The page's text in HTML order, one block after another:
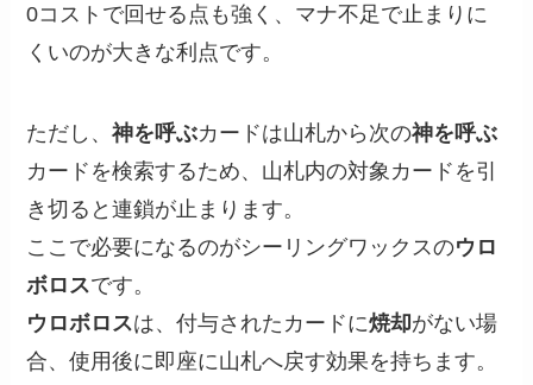
0コストで回せる点も強く、マナ不足で止まりに
くいのが大きな利点です。
ただし、神を呼ぶカードは山札から次の神を呼ぶ
カードを検索するため、山札内の対象カードを引
き切ると連鎖が止まります。
ここで必要になるのがシーリングワックスのウロ
ボロスです。
ウロボロスは、付与されたカードに焼却がない場
合、使用後に即座に山札へ戻す効果を持ちます。